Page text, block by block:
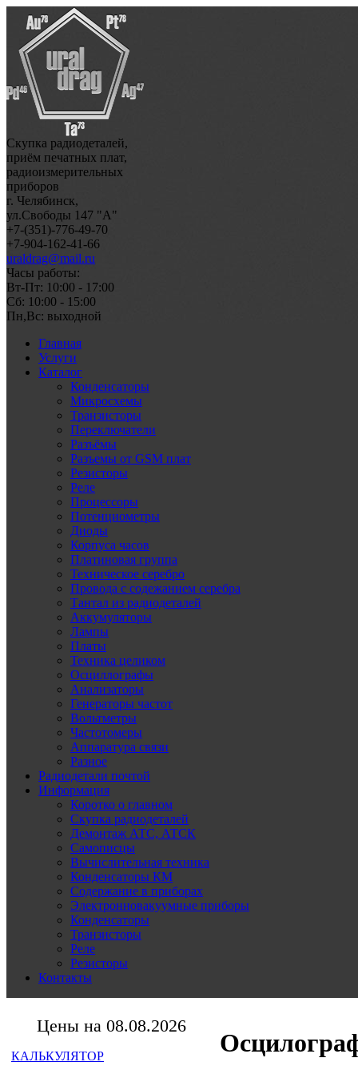
Скупка радиодеталей,
приём печатных плат,
радиоизмерительных
приборов
г. Челябинск,
ул.Свободы 147 "А"
+7-(351)-776-49-70
+7-904-162-41-66
uraldrag@mail.ru
Часы работы:
Вт-Пт: 10:00 - 17:00
Сб: 10:00 - 15:00
Пн,Вс: выходной
Главная
Услуги
Каталог
Конденсаторы
Микросхемы
Транзисторы
Переключатели
Разъёмы
Разъемы от GSM плат
Резисторы
Реле
Процессоры
Потенциометры
Диоды
Корпуса часов
Платиновая группа
Техническое серебро
Провода с содежанием серебра
Тантал из радиодеталей
Аккумуляторы
Лампы
Платы
Техника целиком
Осциллографы
Анализаторы
Генераторы частот
Вольтметры
Частотомеры
Аппаратура связи
Разное
Радиодетали почтой
Информация
Коротко о главном
Скупка радиодеталей
Демонтаж АТС, АТСК
Самописцы
Вычислительная техника
Конденсаторы КМ
Содержание в приборах
Электронновакуумные приборы
Конденсаторы
Транзисторы
Реле
Резисторы
Контакты
Цены на 08.08.2026
КАЛЬКУЛЯТОР